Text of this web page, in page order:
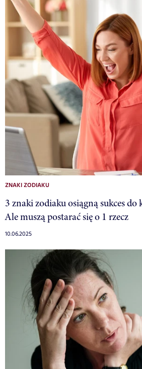
ZNAKI ZODIAKU
3 znaki zodiaku osiągną sukces do
Ale muszą postarać się o 1 rzecz
10.06.2025